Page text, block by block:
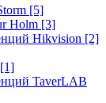
[5]
Holm [3]
Hikvision [2]
[1]
TaverLAB